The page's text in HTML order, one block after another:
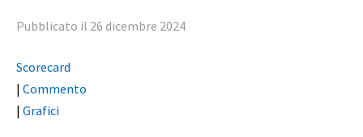
Pubblicato il 26 dicembre 2024
Scorecard
| Commento
| Grafici